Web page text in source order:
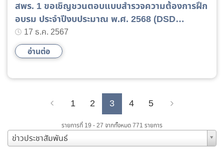
สพร. 1 ขอเชิญชวนตอบแบบสำรวจความต้องการฝึก
อบรม ประจำปีงบประมาณ พ.ศ. 2568 (DSD
Training Needs Survey) ไตรมาสที่ 2
17 ธ.ค. 2567
อ่านต่อ
1 2 3 4 5
รายการที่ 19 - 27 จากทั้งหมด 771 รายการ
ข่าวประชาสัมพันธ์